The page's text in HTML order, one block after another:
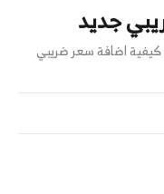
جديد
كيفية اضافة سعر ضريبي